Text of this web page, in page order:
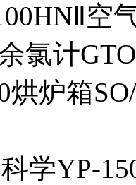
空
氯计
烘炉箱
学YP-